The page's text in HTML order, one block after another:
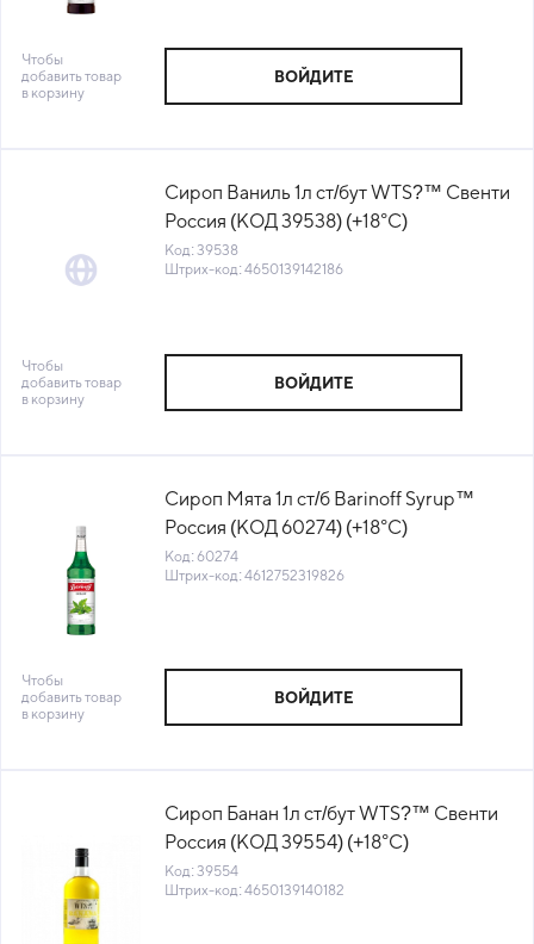
Чтобы
добавить товар
в корзину
ВОЙДИТЕ
Сироп Ваниль 1л ст/бут WTS?™ Свенти
Россия (КОД 39538) (+18°С)
Код: 39538
Штрих-код: 4650139142186
Чтобы
добавить товар
в корзину
ВОЙДИТЕ
Сироп Мята 1л ст/б Barinoff Syrup™
Россия (КОД 60274) (+18°С)
Код: 60274
Штрих-код: 4612752319826
Чтобы
добавить товар
в корзину
ВОЙДИТЕ
Сироп Банан 1л ст/бут WTS?™ Свенти
Россия (КОД 39554) (+18°С)
Код: 39554
Штрих-код: 4650139140182